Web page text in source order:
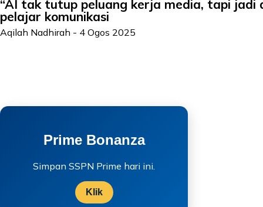
“AI tak tutup peluang kerja media, tapi jadi
pelajar komunikasi
Aqilah Nadhirah - 4 Ogos 2025
Prime Bonanza
Simpan SSPN Prime hari ini.
Klik